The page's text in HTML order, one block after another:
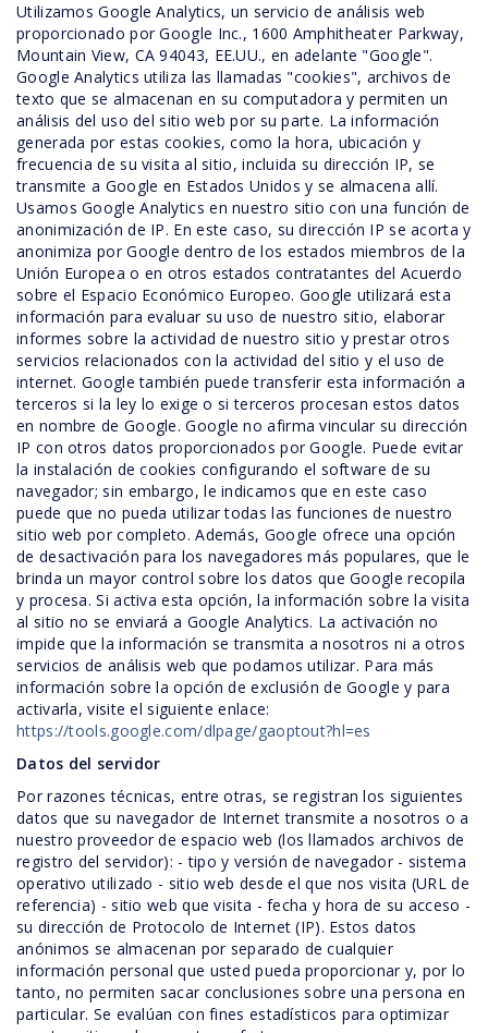
Utilizamos Google Analytics, un servicio de análisis web
proporcionado por Google Inc., 1600 Amphitheater Parkway,
Mountain View, CA 94043, EE.UU., en adelante "Google".
Google Analytics utiliza las llamadas "cookies", archivos de
texto que se almacenan en su computadora y permiten un
análisis del uso del sitio web por su parte. La información
generada por estas cookies, como la hora, ubicación y
frecuencia de su visita al sitio, incluida su dirección IP, se
transmite a Google en Estados Unidos y se almacena allí.
Usamos Google Analytics en nuestro sitio con una función de
anonimización de IP. En este caso, su dirección IP se acorta y
anonimiza por Google dentro de los estados miembros de la
Unión Europea o en otros estados contratantes del Acuerdo
sobre el Espacio Económico Europeo. Google utilizará esta
información para evaluar su uso de nuestro sitio, elaborar
informes sobre la actividad de nuestro sitio y prestar otros
servicios relacionados con la actividad del sitio y el uso de
internet. Google también puede transferir esta información a
terceros si la ley lo exige o si terceros procesan estos datos
en nombre de Google. Google no afirma vincular su dirección
IP con otros datos proporcionados por Google. Puede evitar
la instalación de cookies configurando el software de su
navegador; sin embargo, le indicamos que en este caso
puede que no pueda utilizar todas las funciones de nuestro
sitio web por completo. Además, Google ofrece una opción
de desactivación para los navegadores más populares, que le
brinda un mayor control sobre los datos que Google recopila
y procesa. Si activa esta opción, la información sobre la visita
al sitio no se enviará a Google Analytics. La activación no
impide que la información se transmita a nosotros ni a otros
servicios de análisis web que podamos utilizar. Para más
información sobre la opción de exclusión de Google y para
activarla, visite el siguiente enlace:
https://tools.google.com/dlpage/gaoptout?hl=es
Datos del servidor
Por razones técnicas, entre otras, se registran los siguientes
datos que su navegador de Internet transmite a nosotros o a
nuestro proveedor de espacio web (los llamados archivos de
registro del servidor): - tipo y versión de navegador - sistema
operativo utilizado - sitio web desde el que nos visita (URL de
referencia) - sitio web que visita - fecha y hora de su acceso -
su dirección de Protocolo de Internet (IP). Estos datos
anónimos se almacenan por separado de cualquier
información personal que usted pueda proporcionar y, por lo
tanto, no permiten sacar conclusiones sobre una persona en
particular. Se evalúan con fines estadísticos para optimizar